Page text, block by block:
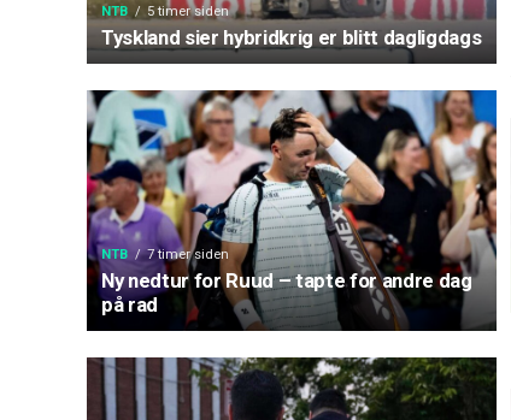
NTB 5 timer siden
Tyskland sier hybridkrig er blitt dagligdags
NTB 7 timer siden
Ny nedtur for Ruud – tapte for andre dag
på rad